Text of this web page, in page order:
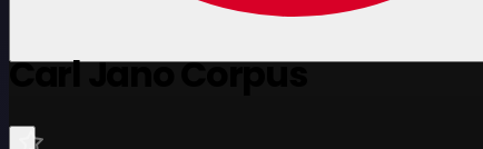
Carl Jano Corpus